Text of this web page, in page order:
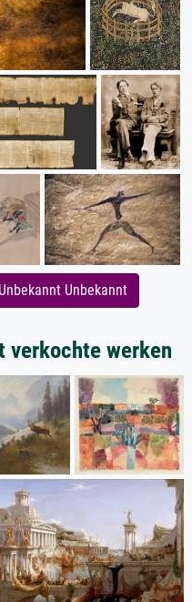
Unbekannt
verkochte werken